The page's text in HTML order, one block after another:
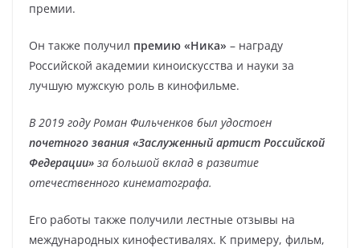
премии.
Он также получил премию «Ника» – награду
Российской академии киноискусства и науки за
лучшую мужскую роль в кинофильме.
В 2019 году Роман Фильченков был удостоен
почетного звания «Заслуженный артист Российской
Федерации» за большой вклад в развитие
отечественного кинематографа.
Его работы также получили лестные отзывы на
международных кинофестивалях. К примеру, фильм,